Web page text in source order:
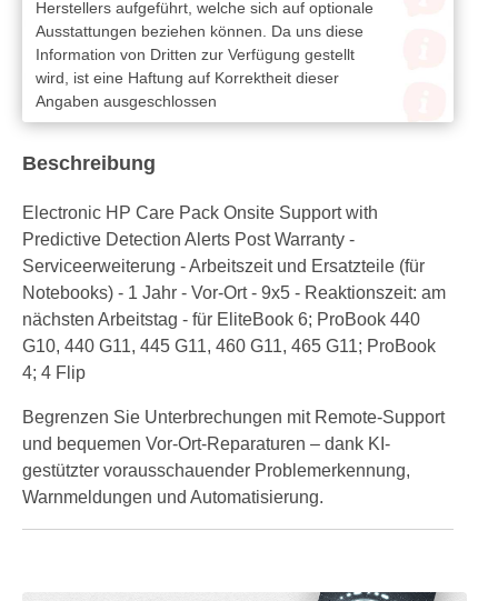
Herstellers aufgeführt, welche sich auf optionale
Ausstattungen beziehen können. Da uns diese
Information von Dritten zur Verfügung gestellt
wird, ist eine Haftung auf Korrektheit dieser
Angaben ausgeschlossen
Beschreibung
Electronic HP Care Pack Onsite Support with
Predictive Detection Alerts Post Warranty -
Serviceerweiterung - Arbeitszeit und Ersatzteile (für
Notebooks) - 1 Jahr - Vor-Ort - 9x5 - Reaktionszeit: am
nächsten Arbeitstag - für EliteBook 6; ProBook 440
G10, 440 G11, 445 G11, 460 G11, 465 G11; ProBook
4; 4 Flip
Begrenzen Sie Unterbrechungen mit Remote-Support
und bequemen Vor-Ort-Reparaturen – dank KI-
gestützter vorausschauender Problemerkennung,
Warnmeldungen und Automatisierung.